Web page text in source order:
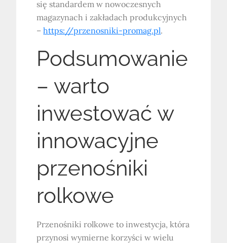
się standardem w nowoczesnych
magazynach i zakładach produkcyjnych
–https://przenosniki-promag.pl.
Podsumowanie
– warto
inwestować w
innowacyjne
przenośniki
rolkowe
Przenośniki rolkowe to inwestycja, która
przynosi wymierne korzyści w wielu